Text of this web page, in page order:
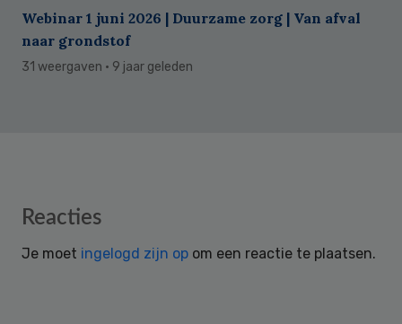
Webinar 1 juni 2026 | Duurzame zorg | Van afval
naar grondstof
31 weergaven · 9 jaar geleden
Reader
Reacties
Je moet ingelogd zijn op om een reactie te plaatsen.